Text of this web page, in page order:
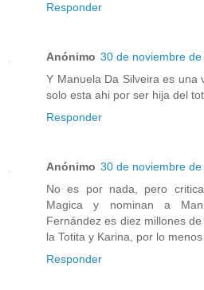
Responder
Anónimo 30 de noviembre
Y Manuela Da Silveira es una
solo esta ahi por ser hija del
Responder
Anónimo 30 de noviembre
No es por nada, pero
Magica y nominan a
Fernández es diez millones
la Totita y Karina, por lo menos
Responder